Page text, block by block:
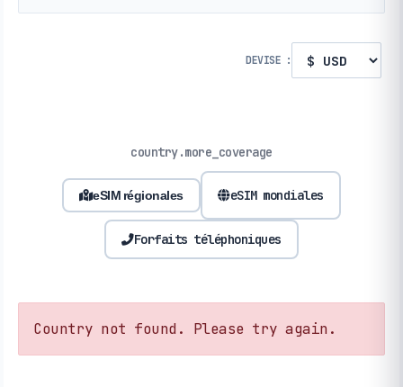
DEVISE :
country.more_coverage
eSIM régionales eSIM mondiales
Forfaits téléphoniques
Country not found. Please try again.